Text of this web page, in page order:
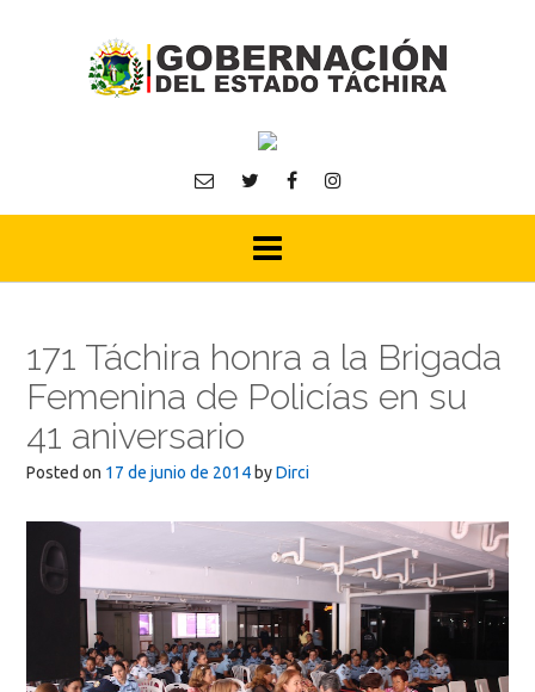
171 Táchira honra a la Brigada
Femenina de Policías en su
41 aniversario
Posted on 17 de junio de 2014 byDirci